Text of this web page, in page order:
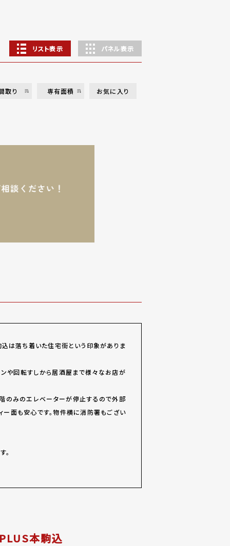
リスト表示 パネル表示
取り 専有面積 お気に入り
込は落ち着いた住宅街という印象がありま
や回転すしから居酒屋まで様々なお店が
のみのエレベーターが停止するので外部
ー面も安心です。物件横に消防署もござい
。
本駒込